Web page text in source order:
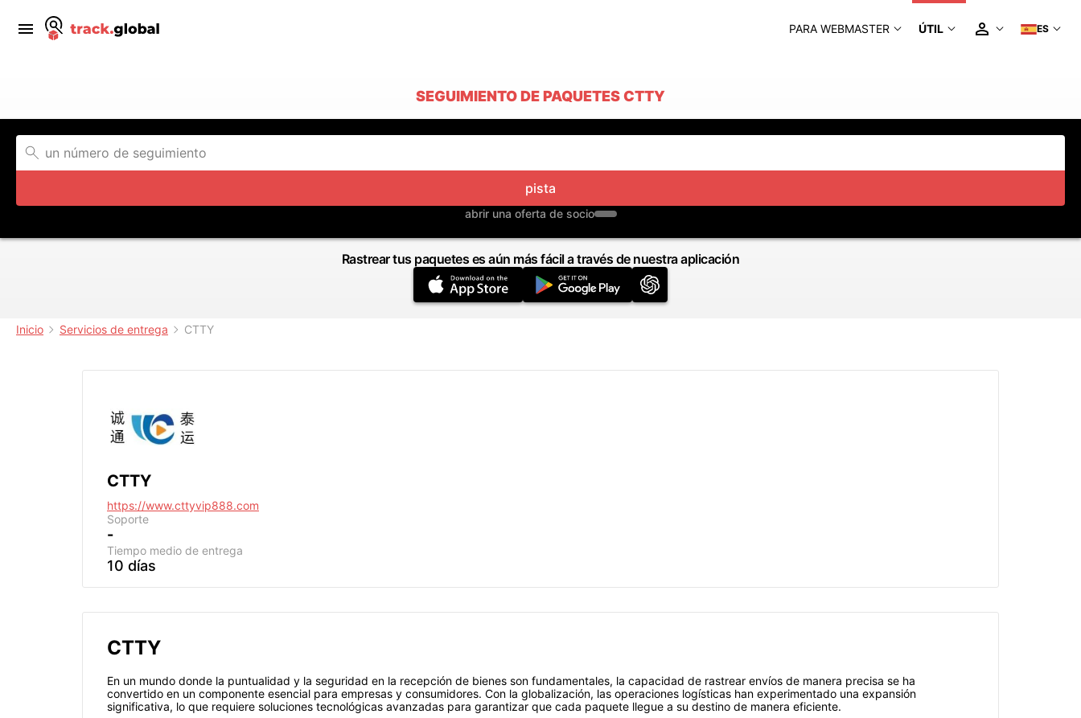
PARA WEBMASTER ÚTIL ES
SEGUIMIENTO DE PAQUETES CTTY
pista
abrir una oferta de socio
Rastrear tus paquetes es aún más fácil a través de nuestra aplicación
Inicio Servicios de entrega CTTY
CTTY
https://www.cttyvip888.com
Soporte
-
Tiempo medio de entrega
10 días
CTTY
En un mundo donde la puntualidad y la seguridad en la recepción de bienes son fundamentales, la capacidad de rastrear envíos de manera precisa se ha
convertido en un componente esencial para empresas y consumidores. Con la globalización, las operaciones logísticas han experimentado una expansión
significativa, lo que requiere soluciones tecnológicas avanzadas para garantizar que cada paquete llegue a su destino de manera eficiente.